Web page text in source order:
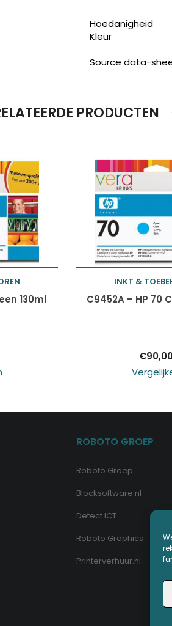
Hoedanigheid
Kleur
Source data-
PRODUCTEN
130ml Toevoegen
INKT &
C9452A – HP 70
€
ROBOTO GROEP
Roboto Groep
Blocksoftware.nl
Detect ICT
Roboto Graphics
Printerverhuur.nl